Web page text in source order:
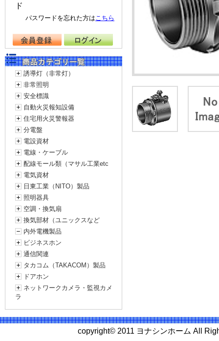
ド
パスワードを忘れた方はこちら
誘導灯（非常灯）
非常照明
安全標識
自動火災報知設備
住宅用火災警報器
分電盤
電設資材
電線・ケーブル
配線モール類（マサル工業etc
電気資材
日東工業（NITO）製品
照明器具
空調・換気扇
換気部材（ユニックスなど
内外電機製品
ビジネスホン
通信関連
タカコム（TAKACOM）製品
ドアホン
ネットワークカメラ・監視カメ
ラ
copyright© 2011 ヨナシンホーム All